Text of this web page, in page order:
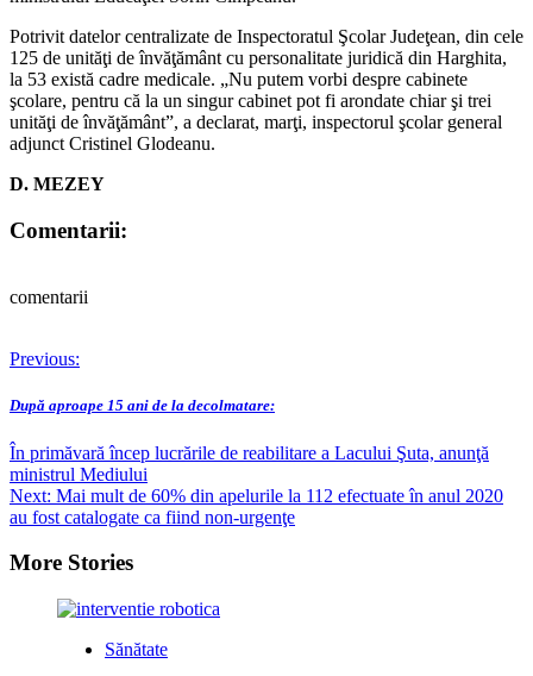
Potrivit datelor centralizate de Inspectoratul Şcolar Judeţean, din cele
125 de unităţi de învăţământ cu personalitate juridică din Harghita,
la 53 există cadre medicale. „Nu putem vorbi despre cabinete
şcolare, pentru că la un singur cabinet pot fi arondate chiar şi trei
unităţi de învăţământ”, a declarat, marţi, inspectorul şcolar general
adjunct Cristinel Glodeanu.
D. MEZEY
Comentarii:
comentarii
Post
navigation
Previous:
După aproape 15 ani de la decolmatare:
În primăvară încep lucrările de reabilitare a Lacului Şuta, anunţă
ministrul Mediului
Next: Mai mult de 60% din apelurile la 112 efectuate în anul 2020
au fost catalogate ca fiind non-urgenţe
More Stories
Sănătate